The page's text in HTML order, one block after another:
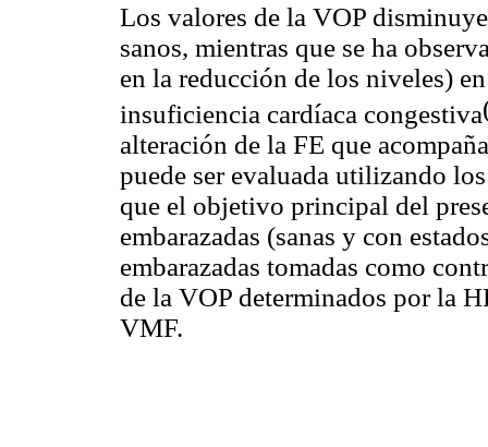
Los valores de la VOP
sanos, mientras que se ha
en la reducción de los niveles)
insuficiencia cardíaca congestiva
alteración de la FE que
puede ser evaluada utilizando
que el objetivo principal del
embarazadas (sanas y con
embarazadas tomadas como
de la VOP determinados por la
VMF.